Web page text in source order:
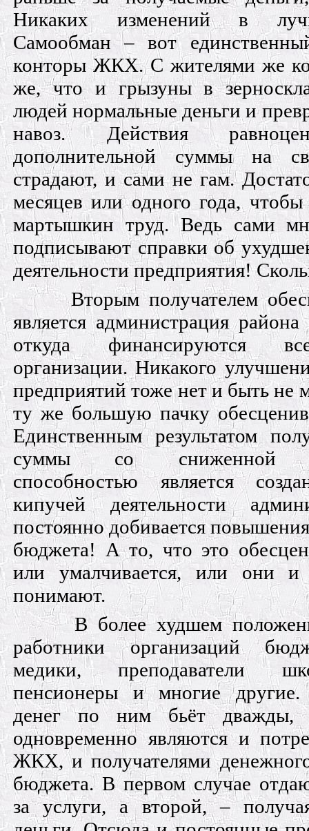
Никаких изменений в
Самообман – вот
конторы ЖКХ. С жителями же
же, что и грызуны в
людей нормальные деньги и
навоз. Действия
дополнительной суммы на
страдают, и сами не гам.
месяцев или одного года,
мартышкин труд. Ведь сами
подписывают справки об
деятельности предприятия!
Вторым получателем
является администрация
откуда финансируются
организации. Никакого
предприятий тоже нет и быть не
ту же бoльшую пачку
Единственным результатом
суммы со сниженной
способностью является
кипучей деятельности
постоянно добивается
бюджета! А то, что это
или умалчивается, или они
понимают.
В более худшем
работники организаций
медики, преподаватели
пенсионеры и многие другие.
денег по ним бьёт дважды,
одновременно являются и
ЖКХ, и получателями
бюджета. В первом случае
за услуги, а второй, –